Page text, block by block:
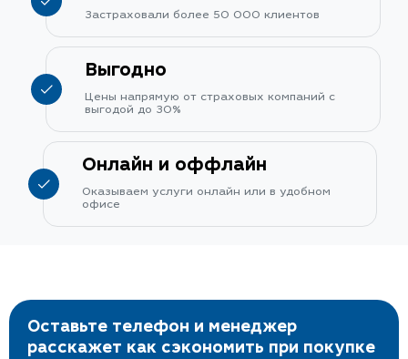
Застраховали более 50 000 клиентов
Выгодно
Цены напрямую от страховых компаний с
выгодой до 30%
Онлайн и оффлайн
Оказываем услуги онлайн или в удобном
офисе
Оставьте телефон и менеджер
расскажет как сэкономить при покупке